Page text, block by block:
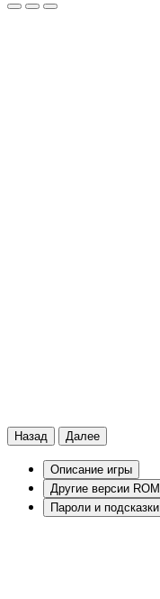
Назад Далее
Описание игры
Другие версии ROM
Пароли и подсказки